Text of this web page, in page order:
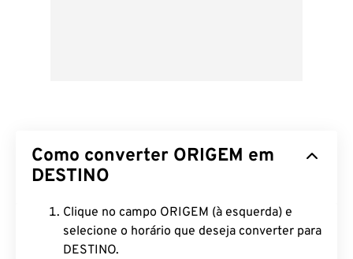
Como converter ORIGEM em
DESTINO
Clique no campo ORIGEM (à esquerda) e
selecione o horário que deseja converter para
DESTINO.